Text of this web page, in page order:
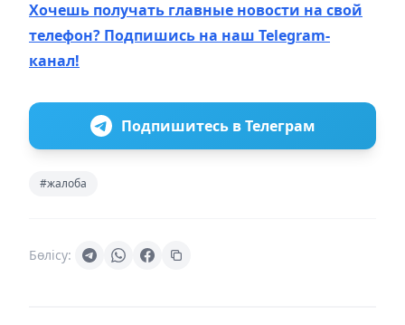
Хочешь получать главные новости на свой
телефон? Подпишись на наш Telegram-
канал!
Подпишитесь в Телеграм
#жалоба
Бөлісу: